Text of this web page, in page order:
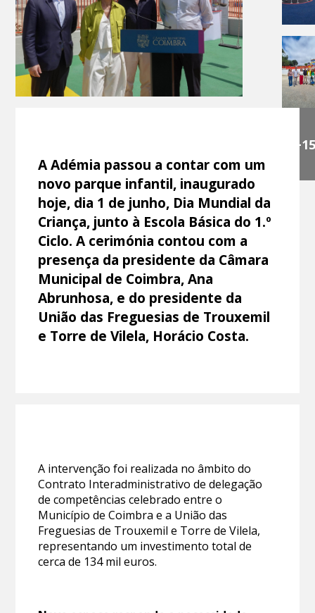
+15
A Adémia passou a contar com um
novo parque infantil, inaugurado
hoje, dia 1 de junho, Dia Mundial da
Criança, junto à Escola Básica do 1.º
Ciclo. A cerimónia contou com a
presença da presidente da Câmara
Municipal de Coimbra, Ana
Abrunhosa, e do presidente da
União das Freguesias de Trouxemil
e Torre de Vilela, Horácio Costa.
A intervenção foi realizada no âmbito do
Contrato Interadministrativo de delegação
de competências celebrado entre o
Município de Coimbra e a União das
Freguesias de Trouxemil e Torre de Vilela,
representando um investimento total de
cerca de 134 mil euros.